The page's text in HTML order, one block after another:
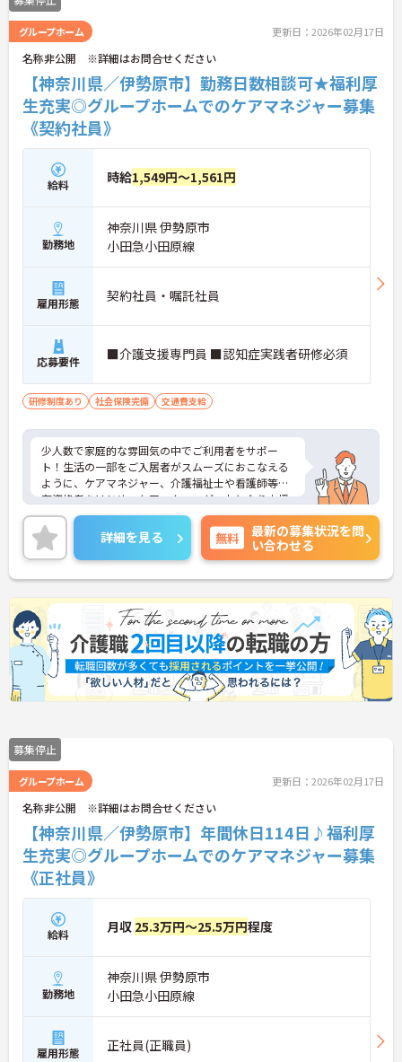
グループホーム 更新日：2026年02月17日
名称非公開 ※詳細はお問合せください
【神奈川県／伊勢原市】勤務日数相談可★福利厚
生充実◎グループホームでのケアマネジャー募集
《契約社員》
給料 時給1,549円～1,561円
勤務地
神奈川県 伊勢原市
小田急小田原線
雇用形態 契約社員・嘱託社員
応募要件 ■介護支援専門員 ■認知症実践者研修必須
研修制度あり 社会保険完備 交通費支給
少人数で家庭的な雰囲気の中でご利用者をサポー
ト！生活の一部をご入居者がスムーズにおこなえる
ように、ケアマネジャー、介護福祉士や看護師等の
有資格者をはじめ、ケアスタッフが一丸となり支援
します。現在、全国で300か所以上の介護事業所を
運営する法人で安定感も抜群です。
ご興味のある方には、面接対策ポイントなど、さら
に詳細をお話しいたしますのでお気軽にご相談くだ
さい！
詳細を見る 無料
最新の募集状況を問
い合わせる
募集停止
グループホーム 更新日：2026年02月17日
名称非公開 ※詳細はお問合せください
【神奈川県／伊勢原市】年間休日114日♪福利厚
生充実◎グループホームでのケアマネジャー募集
《正社員》
給料 月収 25.3万円～25.5万円程度
勤務地
神奈川県 伊勢原市
小田急小田原線
雇用形態 正社員(正職員)